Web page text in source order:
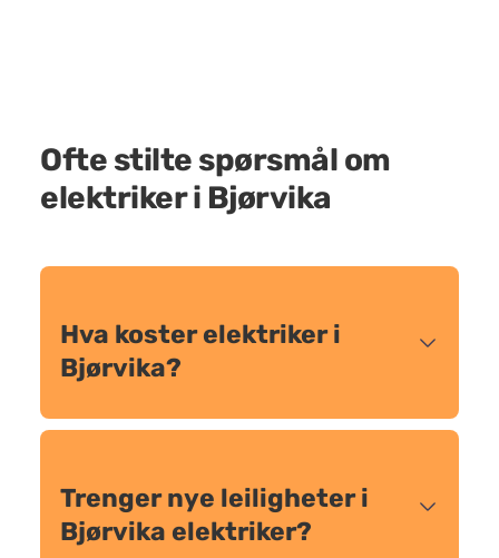
Ofte stilte spørsmål om
elektriker i Bjørvika
Hva koster elektriker i
Bjørvika?
Trenger nye leiligheter i
Bjørvika elektriker?